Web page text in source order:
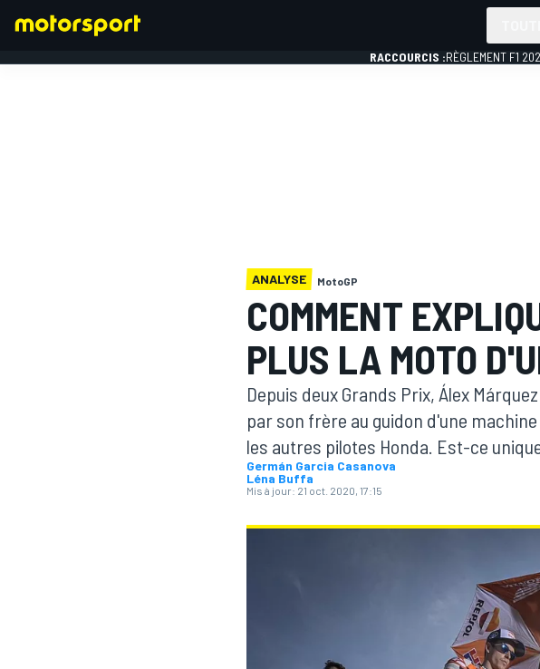
RACCOURCIS :RÈGLEMENT F1
ANALYSE MotoGP
COMMENT
PLUS LA MOTO
Depuis deux Grands Prix, Álex
par son frère au guidon d'une
les autres pilotes Honda. Est-ce
Germán Garcia Casanova
Léna Buffa
Mis à jour: 21 oct. 2020, 17:15